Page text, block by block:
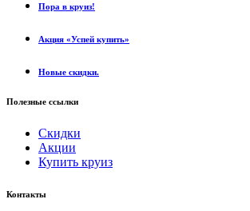
Пора в круиз!
Акция «Успей купить»
Новые скидки.
Полезные ссылки
Скидки
Акции
Купить круиз
Контакты